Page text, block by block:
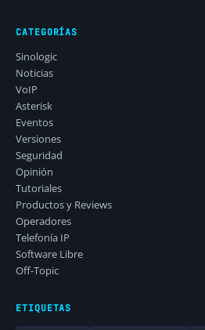
CATEGORÍAS
Sinologic
Noticias
VoIP
Asterisk
Eventos
Versiones
Seguridad
Opinión
Tutoriales
Productos y Reviews
Operadores
Telefonía IP
Software Libre
Off-Topic
ETIQUETAS